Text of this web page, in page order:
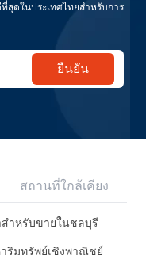
สุดในประเทศไทยสำหรับการ
ยืนยัน
สถานที่ใกล้เคียง
ำหรับขายในชลบุรี
ริมทรัพย์เชิงพาณิชย์